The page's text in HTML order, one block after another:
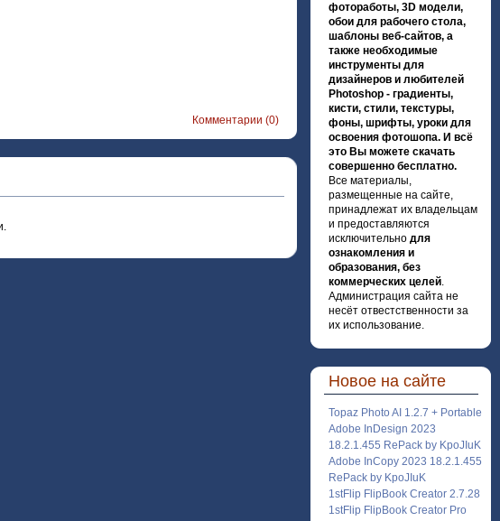
Комментарии (0)
фотоработы, 3D модели,
обои для рабочего стола,
шаблоны веб-сайтов, а
также необходимые
инструменты для
дизайнеров и любителей
Photoshop - градиенты,
кисти, стили, текстуры,
фоны, шрифты, уроки для
освоения фотошопа. И всё
это Вы можете скачать
совершенно бесплатно.
Все материалы,
размещенные на сайте,
принадлежат их владельцам
и предоставляются
исключительно для
ознакомления и
образования, без
коммерческих целей.
Администрация сайта не
несёт отвестственности за
их использование.
Новое на сайте
Topaz Photo AI 1.2.7 + Portable
Adobe InDesign 2023
18.2.1.455 RePack by KpoJIuK
Adobe InCopy 2023 18.2.1.455
RePack by KpoJIuK
1stFlip FlipBook Creator 2.7.28
1stFlip FlipBook Creator Pro